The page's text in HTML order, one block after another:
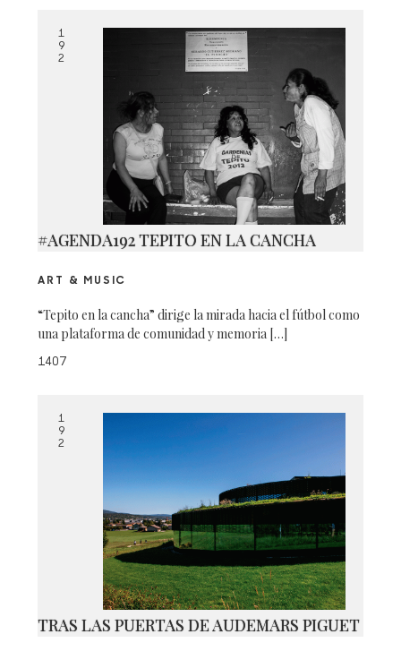
1
9
2
#AGENDA192 TEPITO EN LA CANCHA
ART & MUSIC
“Tepito en la cancha” dirige la mirada hacia el fútbol como
una plataforma de comunidad y memoria […]
1407
1
9
2
TRAS LAS PUERTAS DE AUDEMARS PIGUET